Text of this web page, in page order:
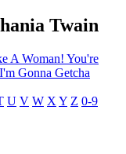
Twain
A Woman! You're
I'm Gonna Getcha
U V W X Y Z 0-9